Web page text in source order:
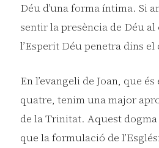
Déu d’una forma íntima. Si
sentir la presència de Déu al
l’Esperit Déu penetra dins
En l’evangeli de Joan, que
quatre, tenim una major
de la Trinitat. Aquest
que la formulació de